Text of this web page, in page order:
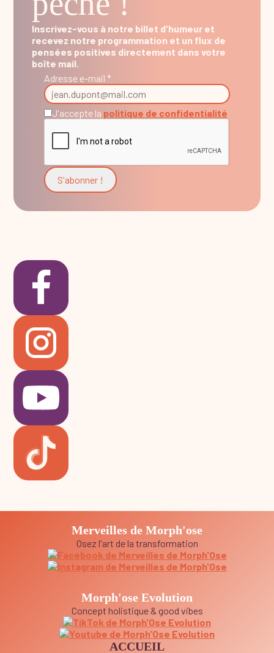
Inscrivez-vous à notre billet d'humeur et
recevez notre programmation et un flux de
pensées positives directement dans votre
boîte mail.
Adresse e-mail *
J'accepte la politique de confidentialité
Merveilles de Morph'ose
Osez l'art de la transformation
Morph'ose Evolution
Concept holistique & good vibes
ACCUEIL